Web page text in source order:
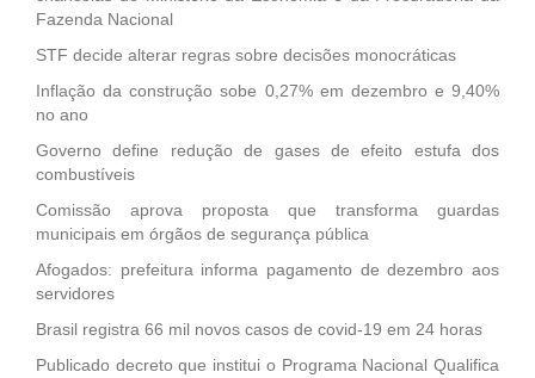
Fazenda Nacional
STF decide alterar regras sobre decisões monocráticas
Inflação da construção sobe 0,27% em dezembro e 9,40%
no ano
Governo define redução de gases de efeito estufa dos
combustíveis
Comissão aprova proposta que transforma guardas
municipais em órgãos de segurança pública
Afogados: prefeitura informa pagamento de dezembro aos
servidores
Brasil registra 66 mil novos casos de covid-19 em 24 horas
Publicado decreto que institui o Programa Nacional Qualifica